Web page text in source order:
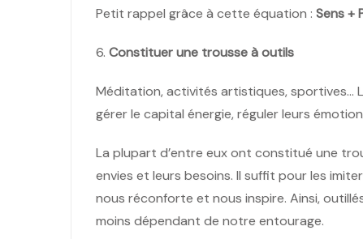
Petit rappel grâce à cette équation : Sens +
6. Constituer une trousse à outils
Méditation, activités artistiques, sportives…
gérer le capital énergie, réguler leurs
La plupart d’entre eux ont constitué une
envies et leurs besoins. Il suffit pour les
nous réconforte et nous inspire. Ainsi,
moins dépendant de notre entourage.